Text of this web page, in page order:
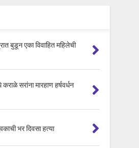
बुडून एका विवाहित महिलेची
कराळे सरांना मारहाण हर्षवर्धन
भर दिवसा हत्या